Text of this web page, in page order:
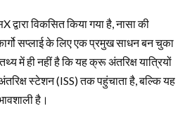
विकसित किया गया है, नासा की
सप्लाई के लिए एक प्रमुख साधन बन चुका
में ही नहीं है कि यह क्रू अंतरिक्ष यात्रियों
स्टेशन (ISS) तक पहुंचाता है, बल्कि यह
है।